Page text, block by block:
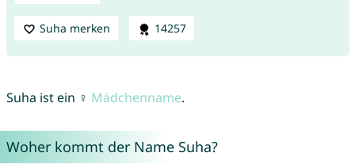
Suha merken 14257
Suha ist ein ♀ Mädchenname.
Woher kommt der Name Suha?